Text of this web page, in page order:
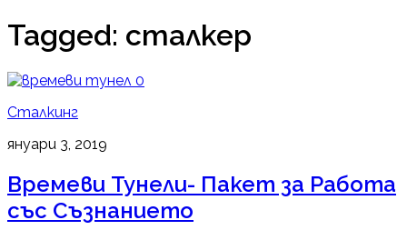
Tagged: сталкер
0
Сталкинг
януари 3, 2019
Времеви Тунели- Пакет за Работа
със Съзнанието